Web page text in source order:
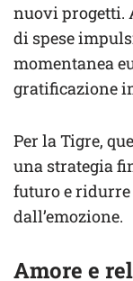
nuovi progetti.
di spese
momentanea
gratificazione
Per la Tigre,
una strategia
futuro e ridurre
dall’emozione.
Amore e